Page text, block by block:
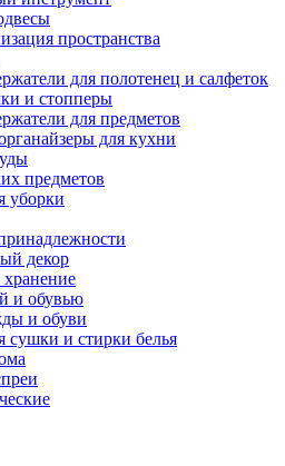
пространства
для полотенец и салфеток
и стопперы
для предметов
для кухни
предметов
уборки
декор
и обувью
и обуви
сушки и стирки белья